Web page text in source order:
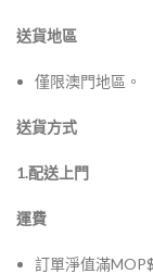
送貨地區
僅限澳門地區。
送貨方式
1.配送上門
運費
訂單淨值滿